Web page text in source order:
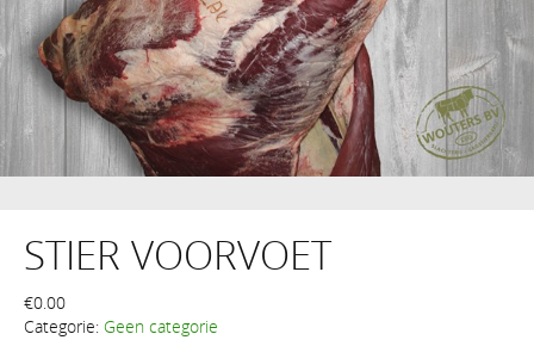
STIER VOORVOET
€0.00
Categorie: Geen categorie